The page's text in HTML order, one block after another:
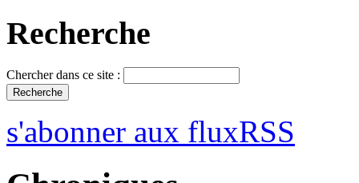
Recherche
Chercher dans ce site :
s'abonner aux fluxRSS